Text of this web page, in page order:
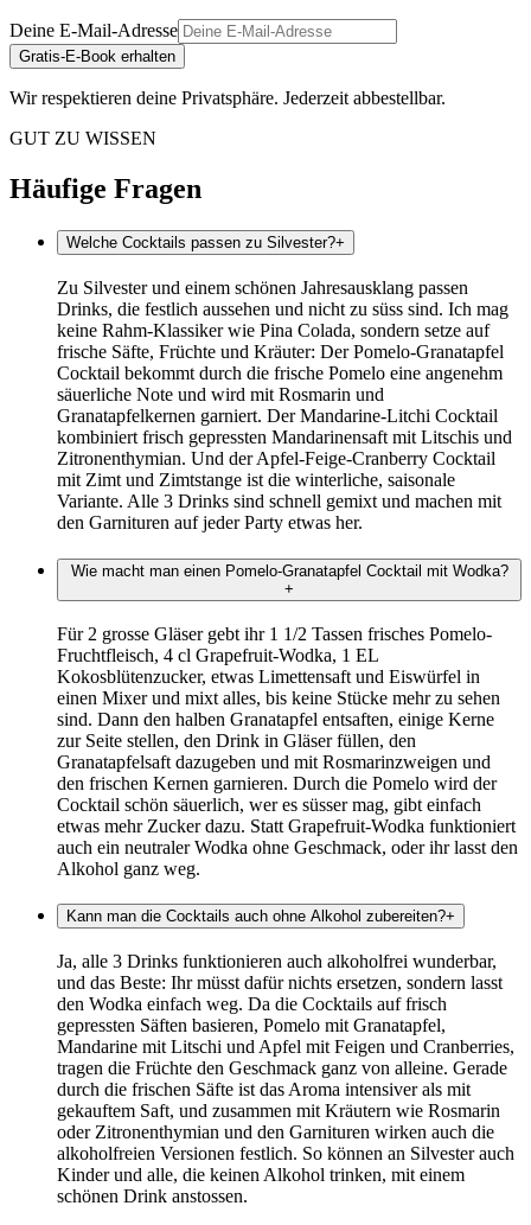
Deine E-Mail-Adresse
Gratis-E-Book erhalten
Wir respektieren deine Privatsphäre. Jederzeit abbestellbar.
GUT ZU WISSEN
Häufige Fragen
Welche Cocktails passen zu Silvester?+
Zu Silvester und einem schönen Jahresausklang passen
Drinks, die festlich aussehen und nicht zu süss sind. Ich mag
keine Rahm-Klassiker wie Pina Colada, sondern setze auf
frische Säfte, Früchte und Kräuter: Der Pomelo-Granatapfel
Cocktail bekommt durch die frische Pomelo eine angenehm
säuerliche Note und wird mit Rosmarin und
Granatapfelkernen garniert. Der Mandarine-Litchi Cocktail
kombiniert frisch gepressten Mandarinensaft mit Litschis und
Zitronenthymian. Und der Apfel-Feige-Cranberry Cocktail
mit Zimt und Zimtstange ist die winterliche, saisonale
Variante. Alle 3 Drinks sind schnell gemixt und machen mit
den Garnituren auf jeder Party etwas her.
Wie macht man einen Pomelo-Granatapfel Cocktail mit Wodka?
+
Für 2 grosse Gläser gebt ihr 1 1/2 Tassen frisches Pomelo-
Fruchtfleisch, 4 cl Grapefruit-Wodka, 1 EL
Kokosblütenzucker, etwas Limettensaft und Eiswürfel in
einen Mixer und mixt alles, bis keine Stücke mehr zu sehen
sind. Dann den halben Granatapfel entsaften, einige Kerne
zur Seite stellen, den Drink in Gläser füllen, den
Granatapfelsaft dazugeben und mit Rosmarinzweigen und
den frischen Kernen garnieren. Durch die Pomelo wird der
Cocktail schön säuerlich, wer es süsser mag, gibt einfach
etwas mehr Zucker dazu. Statt Grapefruit-Wodka funktioniert
auch ein neutraler Wodka ohne Geschmack, oder ihr lasst den
Alkohol ganz weg.
Kann man die Cocktails auch ohne Alkohol zubereiten?+
Ja, alle 3 Drinks funktionieren auch alkoholfrei wunderbar,
und das Beste: Ihr müsst dafür nichts ersetzen, sondern lasst
den Wodka einfach weg. Da die Cocktails auf frisch
gepressten Säften basieren, Pomelo mit Granatapfel,
Mandarine mit Litschi und Apfel mit Feigen und Cranberries,
tragen die Früchte den Geschmack ganz von alleine. Gerade
durch die frischen Säfte ist das Aroma intensiver als mit
gekauftem Saft, und zusammen mit Kräutern wie Rosmarin
oder Zitronenthymian und den Garnituren wirken auch die
alkoholfreien Versionen festlich. So können an Silvester auch
Kinder und alle, die keinen Alkohol trinken, mit einem
schönen Drink anstossen.